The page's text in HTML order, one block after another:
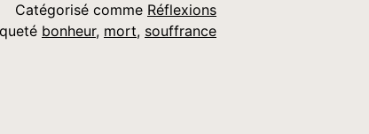
Catégorisé comme Réflexions
bonheur, mort, souffrance